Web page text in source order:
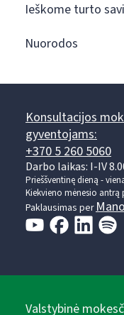
Ieškome turto
Nuorodos
Konsultacijos
gyventojams:
+370 5 260 5060
Darbo laikas: I-IV
Prieššventinę dieną -
Kiekvieno mėnesio antrą
Paklausimas per
Valstybinė